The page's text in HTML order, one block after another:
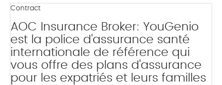
Contract
AOC Insurance Broker: YouGenio
est la police d'assurance santé
internationale de référence qui
vous offre des plans d'assurance
pour les expatriés et leurs familles